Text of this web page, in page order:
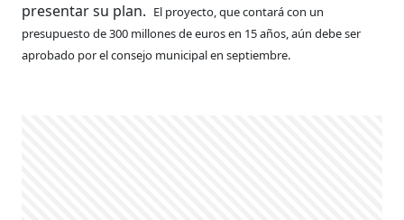
presentar su plan. El proyecto, que contará con un
presupuesto de 300 millones de euros en 15 años, aún debe ser
aprobado por el consejo municipal en septiembre.